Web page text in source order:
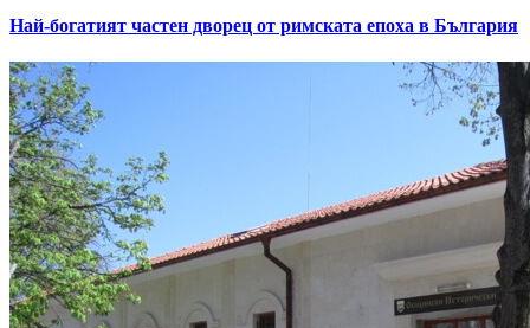
Най-богатият частен дворец от римската епоха в България